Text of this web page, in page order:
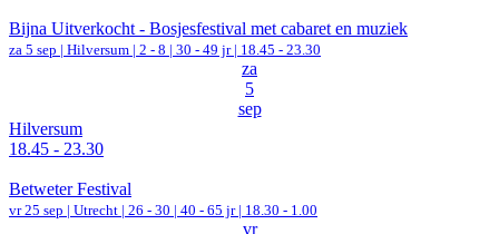
Bijna Uitverkocht - Bosjesfestival met cabaret en muziek
za 5 sep | Hilversum | 2 - 8 | 30 - 49 jr | 18.45 - 23.30
za
5
sep
Hilversum
18.45 - 23.30
Betweter Festival
vr 25 sep | Utrecht | 26 - 30 | 40 - 65 jr | 18.30 - 1.00
vr